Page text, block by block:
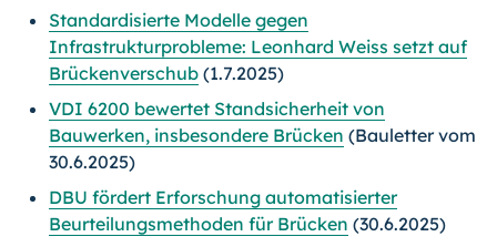
Standardisierte Modelle gegen
Infrastrukturprobleme: Leonhard Weiss setzt auf
Brückenverschub (1.7.2025)
VDI 6200 bewertet Standsicherheit von
Bauwerken, insbesondere Brücken (Bauletter vom
30.6.2025)
DBU fördert Erforschung automatisierter
Beurteilungsmethoden für Brücken (30.6.2025)